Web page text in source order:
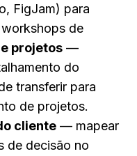
FigJam) para
de
projetos —
do
transferir para
cliente — mapear
de decisão no